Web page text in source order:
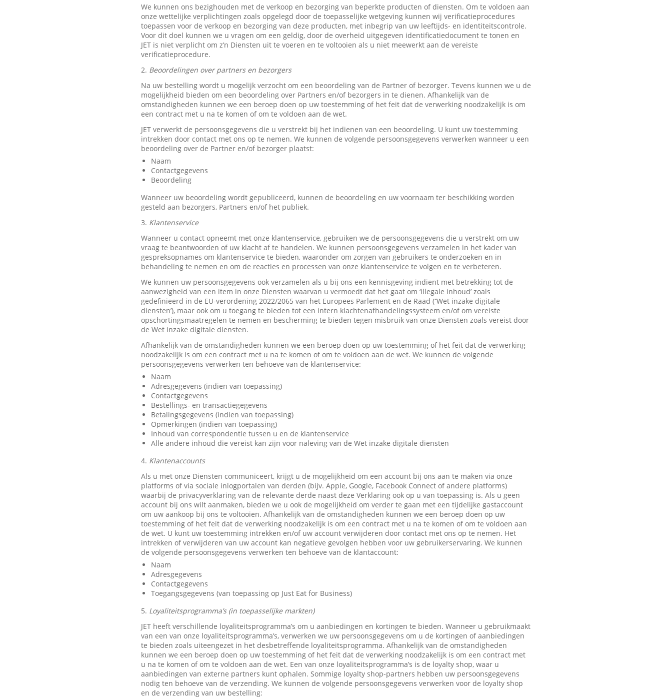
We kunnen ons bezighouden met de verkoop en bezorging van beperkte producten of diensten. Om te voldoen aan
onze wettelijke verplichtingen zoals opgelegd door de toepasselijke wetgeving kunnen wij verificatieprocedures
toepassen voor de verkoop en bezorging van deze producten, met inbegrip van uw leeftijds- en identiteitscontrole.
Voor dit doel kunnen we u vragen om een geldig, door de overheid uitgegeven identificatiedocument te tonen en
JET is niet verplicht om z’n Diensten uit te voeren en te voltooien als u niet meewerkt aan de vereiste
verificatieprocedure.
2. Beoordelingen over partners en bezorgers
Na uw bestelling wordt u mogelijk verzocht om een beoordeling van de Partner of bezorger. Tevens kunnen we u de
mogelijkheid bieden om een beoordeling over Partners en/of bezorgers in te dienen. Afhankelijk van de
omstandigheden kunnen we een beroep doen op uw toestemming of het feit dat de verwerking noodzakelijk is om
een contract met u na te komen of om te voldoen aan de wet.
JET verwerkt de persoonsgegevens die u verstrekt bij het indienen van een beoordeling. U kunt uw toestemming
intrekken door contact met ons op te nemen. We kunnen de volgende persoonsgegevens verwerken wanneer u een
beoordeling over de Partner en/of bezorger plaatst:
Naam
Contactgegevens
Beoordeling
Wanneer uw beoordeling wordt gepubliceerd, kunnen de beoordeling en uw voornaam ter beschikking worden
gesteld aan bezorgers, Partners en/of het publiek.
3. Klantenservice
Wanneer u contact opneemt met onze klantenservice, gebruiken we de persoonsgegevens die u verstrekt om uw
vraag te beantwoorden of uw klacht af te handelen. We kunnen persoonsgegevens verzamelen in het kader van
gespreksopnames om klantenservice te bieden, waaronder om zorgen van gebruikers te onderzoeken en in
behandeling te nemen en om de reacties en processen van onze klantenservice te volgen en te verbeteren.
We kunnen uw persoonsgegevens ook verzamelen als u bij ons een kennisgeving indient met betrekking tot de
aanwezigheid van een item in onze Diensten waarvan u vermoedt dat het gaat om ‘illegale inhoud’ zoals
gedefinieerd in de EU-verordening 2022/2065 van het Europees Parlement en de Raad (‘’Wet inzake digitale
diensten’), maar ook om u toegang te bieden tot een intern klachtenafhandelingssysteem en/of om vereiste
opschortingsmaatregelen te nemen en bescherming te bieden tegen misbruik van onze Diensten zoals vereist door
de Wet inzake digitale diensten.
Afhankelijk van de omstandigheden kunnen we een beroep doen op uw toestemming of het feit dat de verwerking
noodzakelijk is om een contract met u na te komen of om te voldoen aan de wet. We kunnen de volgende
persoonsgegevens verwerken ten behoeve van de klantenservice:
Naam
Adresgegevens (indien van toepassing)
Contactgegevens
Bestellings- en transactiegegevens
Betalingsgegevens (indien van toepassing)
Opmerkingen (indien van toepassing)
Inhoud van correspondentie tussen u en de klantenservice
Alle andere inhoud die vereist kan zijn voor naleving van de Wet inzake digitale diensten
4. Klantenaccounts
Als u met onze Diensten communiceert, krijgt u de mogelijkheid om een account bij ons aan te maken via onze
platforms of via sociale inlogportalen van derden (bijv. Apple, Google, Facebook Connect of andere platforms)
waarbij de privacyverklaring van de relevante derde naast deze Verklaring ook op u van toepassing is. Als u geen
account bij ons wilt aanmaken, bieden we u ook de mogelijkheid om verder te gaan met een tijdelijke gastaccount
om uw aankoop bij ons te voltooien. Afhankelijk van de omstandigheden kunnen we een beroep doen op uw
toestemming of het feit dat de verwerking noodzakelijk is om een contract met u na te komen of om te voldoen aan
de wet. U kunt uw toestemming intrekken en/of uw account verwijderen door contact met ons op te nemen. Het
intrekken of verwijderen van uw account kan negatieve gevolgen hebben voor uw gebruikerservaring. We kunnen
de volgende persoonsgegevens verwerken ten behoeve van de klantaccount:
Naam
Adresgegevens
Contactgegevens
Toegangsgegevens (van toepassing op Just Eat for Business)
5. Loyaliteitsprogramma’s (in toepasselijke markten)
JET heeft verschillende loyaliteitsprogramma’s om u aanbiedingen en kortingen te bieden. Wanneer u gebruikmaakt
van een van onze loyaliteitsprogramma’s, verwerken we uw persoonsgegevens om u de kortingen of aanbiedingen
te bieden zoals uiteengezet in het desbetreffende loyaliteitsprogramma. Afhankelijk van de omstandigheden
kunnen we een beroep doen op uw toestemming of het feit dat de verwerking noodzakelijk is om een contract met
u na te komen of om te voldoen aan de wet. Een van onze loyaliteitsprogramma’s is de loyalty shop, waar u
aanbiedingen van externe partners kunt ophalen. Sommige loyalty shop-partners hebben uw persoonsgegevens
nodig ten behoeve van de verzending. We kunnen de volgende persoonsgegevens verwerken voor de loyalty shop
en de verzending van uw bestelling: